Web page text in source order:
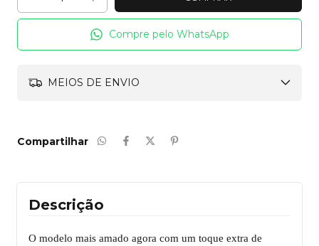
Compre pelo WhatsApp
MEIOS DE ENVIO
Compartilhar
Descrição
O modelo mais amado agora com um toque extra de